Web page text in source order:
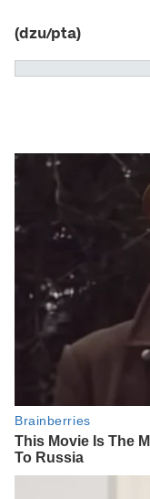
(dzu/pta)